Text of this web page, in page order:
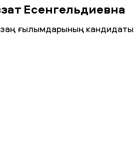
Есенгельдиевна
ғылымдарының